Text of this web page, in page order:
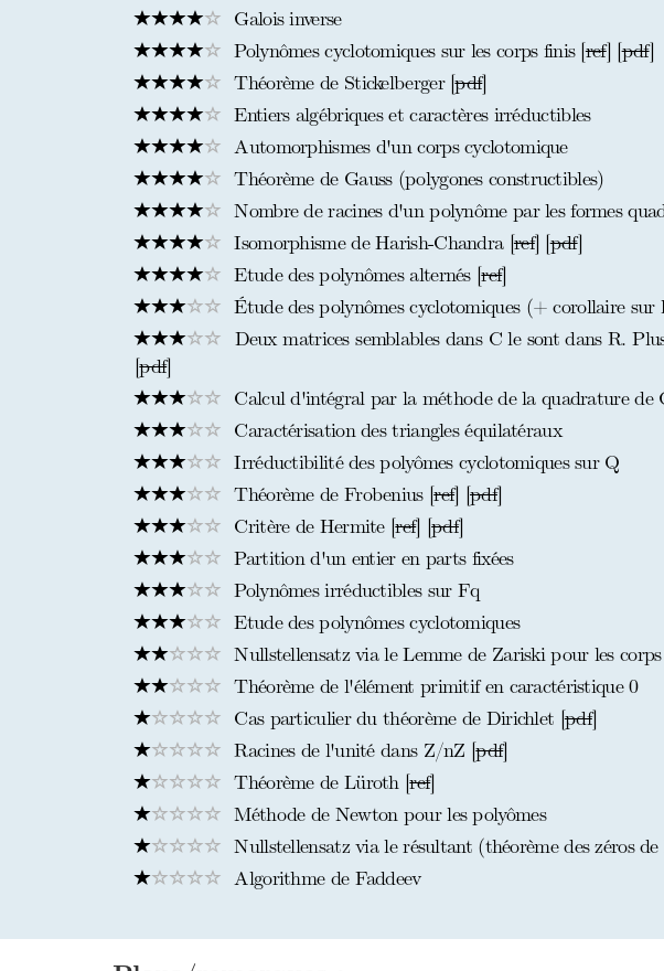
Galois inverse
Polynômes cyclotomiques sur les corps finis [ref] [pdf]
Théorème de Stickelberger [pdf]
Entiers algébriques et caractères irréductibles
Automorphismes d'un corps cyclotomique
Théorème de Gauss (polygones constructibles)
Nombre de racines d'un polynôme par les formes
Isomorphisme de Harish-Chandra [ref] [pdf]
Etude des polynômes alternés [ref]
Étude des polynômes cyclotomiques (+ corollaire sur
Deux matrices semblables dans C le sont dans R.
[pdf]
Calcul d'intégral par la méthode de la quadrature de
Caractérisation des triangles équilatéraux
Irréductibilité des polyômes cyclotomiques sur Q
Théorème de Frobenius [ref] [pdf]
Critère de Hermite [ref] [pdf]
Partition d'un entier en parts fixées
Polynômes irréductibles sur Fq
Etude des polynômes cyclotomiques
Nullstellensatz via le Lemme de Zariski pour les
Théorème de l'élément primitif en caractéristique 0
Cas particulier du théorème de Dirichlet [pdf]
Racines de l'unité dans Z/nZ [pdf]
Théorème de Lüroth [ref]
Méthode de Newton pour les polyômes
Nullstellensatz via le résultant (théorème des zéros
Algorithme de Faddeev